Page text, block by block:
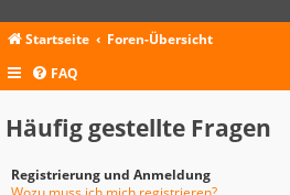
Startseite Foren-Übersicht
FAQ
Häufig gestellte Fragen
Registrierung und Anmeldung